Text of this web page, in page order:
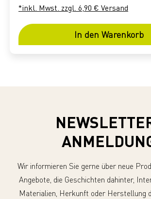
*inkl. Mwst. zzgl. 6,90 € Versand
In den Warenkorb
Wir informieren Sie gerne über neue
Angebote, die Geschichten dahinter,
Materialien, Herkunft oder Herstellung